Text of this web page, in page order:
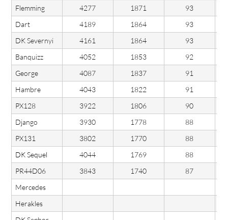
Flemming
4277 1871
93
Dart
4189 1864
93
DK Severnyi
4161 1864
93
Banquizz
4052 1853
92
George
4087 1837
91
Hambre
4043 1822
91
PX128
3922 1806
90
Django
3930 1778
88
PX131
3802 1770
88
DK Sequel
4044 1769
88
PR44D06
3843 1740
87
Mercedes
Herakles